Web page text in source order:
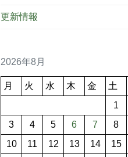
更新情報
2026年8月
月 火 水 木 金 土
1
3
4 5 6 7 8
10
11 12 13 14 15